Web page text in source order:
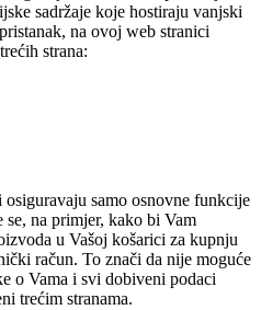
sadržaje koje hostiraju vanjski
na ovoj web stranici
strana:
samo osnovne funkcije
se, na primjer, kako bi Vam
u Vašoj košarici za kupnju
račun. To znači da nije moguće
o Vama i svi dobiveni podaci
trećim stranama.